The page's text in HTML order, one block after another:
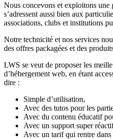
Nous concevons et exploitons une
s’adressent aussi bien aux
associations, clubs et institutions
Notre technicité et nos services
des offres packagées et des
LWS se veut de proposer les
d’hébergement web, en étant
dire :
Simple d’utilisation,
Avec des tutos pour les
Avec du contenu éducatif
Avec un support super
Avec un tarif qui rentre dans